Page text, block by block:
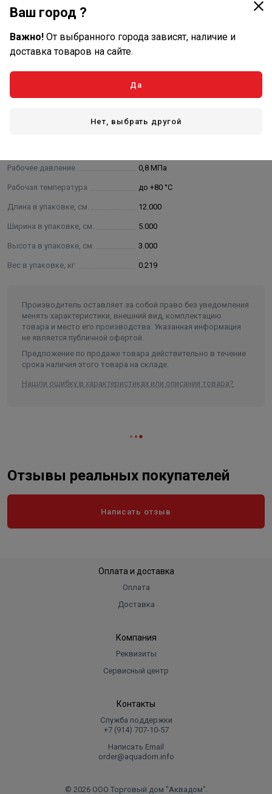
резьбовое
Рабочее давление 0,8 МПа
Рабочая температура до +80 °С
Длина в упаковке, см. 12.000
Ширина в упаковке, см. 5.000
Высота в упаковке, см. 3.000
Вес в упаковке, кг 0.219
Производитель оставляет за собой право без уведомления
менять характеристики, внешний вид, комплектацию
товара и место его производства. Указанная информация
не является публичной офертой.
Предложение по продаже товара действительно в течение
срока наличия этого товара на складе.
Нашли ошибку в характеристиках или описании товара?
Отзывы реальных покупателей
Написать отзыв
Оплата и доставка
Оплата
Доставка
Компания
Реквизиты
Сервисный центр
Контакты
Служба поддержки
+7 (914) 707‑10‑57
Написать Email
order@aquadom.info
© 2026 ООО Торговый дом "Аквадом".
Ваш город ?
Важно! От выбранного города зависят, наличие и
доставка товаров на сайте.
Да
Нет, выбрать другой